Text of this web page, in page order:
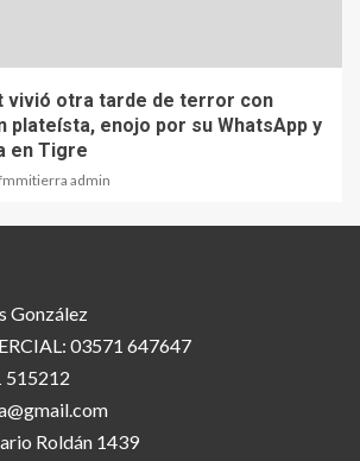
vivió otra tarde de terror con
plateísta, enojo por su WhatsApp y
en Tigre
admin
González
03571 647647
515212
Roldán 1439